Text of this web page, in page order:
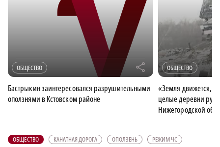
ОБЩЕСТВО r
Бастрыкин заинтересовался разрушительными
оползнями в Кстовском районе
ОБЩЕСТВО
«Земля движется,
целые деревни
Нижегородской
ОБЩЕСТВО КАНАТНАЯ ДОРОГА ОПОЛЗЕНЬ РЕЖИМ ЧС